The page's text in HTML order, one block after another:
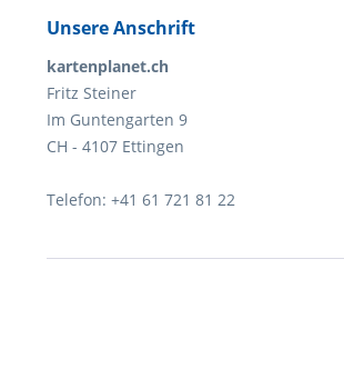
Unsere Anschrift
kartenplanet.ch
Fritz Steiner
Im Guntengarten 9
CH - 4107 Ettingen
Telefon: +41 61 721 81 22